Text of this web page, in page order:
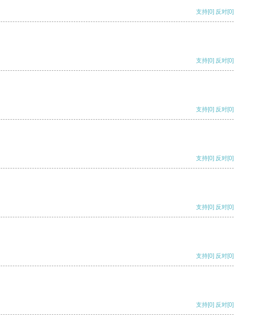
支持[0] 反对[0]
支持[0] 反对[0]
支持[0] 反对[0]
支持[0] 反对[0]
支持[0] 反对[0]
支持[0] 反对[0]
支持[0] 反对[0]